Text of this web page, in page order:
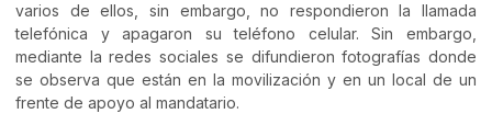
varios de ellos, sin embargo, no respondieron la llamada
telefónica y apagaron su teléfono celular. Sin embargo,
mediante la redes sociales se difundieron fotografías donde
se observa que están en la movilización y en un local de un
frente de apoyo al mandatario.